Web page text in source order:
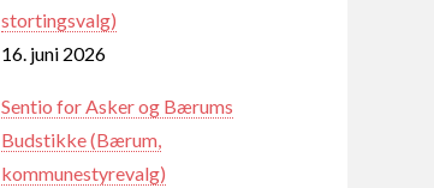
stortingsvalg)
16. juni 2026
Sentio for Asker og Bærums
Budstikke (Bærum,
kommunestyrevalg)